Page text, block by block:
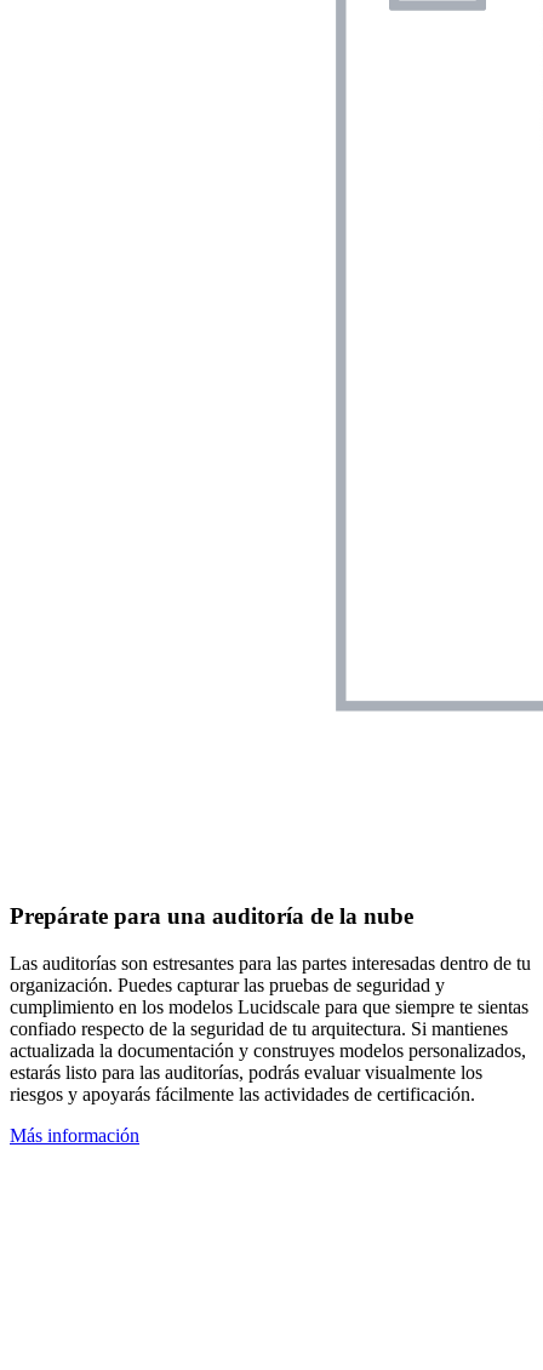
Prepárate para una auditoría de la nube
Las auditorías son estresantes para las partes interesadas dentro de tu
organización. Puedes capturar las pruebas de seguridad y
cumplimiento en los modelos Lucidscale para que siempre te sientas
confiado respecto de la seguridad de tu arquitectura. Si mantienes
actualizada la documentación y construyes modelos personalizados,
estarás listo para las auditorías, podrás evaluar visualmente los
riesgos y apoyarás fácilmente las actividades de certificación.
Más información